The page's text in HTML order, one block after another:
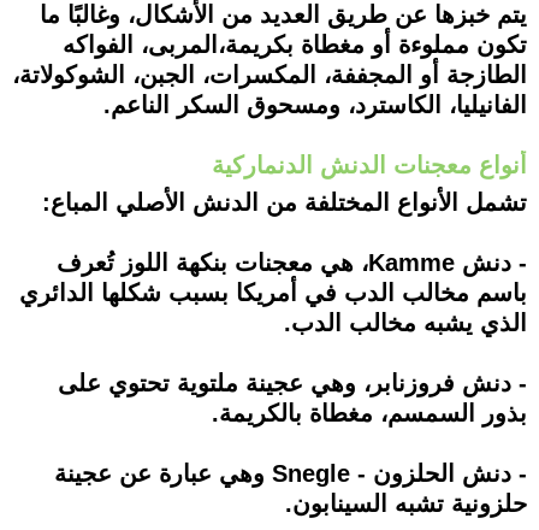
يتم خبزها عن طريق العديد من الأشكال، وغالبًا ما
تكون مملوءة أو مغطاة بكريمة،المربى، الفواكه
الطازجة أو المجففة، المكسرات، الجبن، الشوكولاتة،
الفانيليا، الكاسترد، ومسحوق السكر الناعم.
أنواع معجنات الدنش الدنماركية
تشمل الأنواع المختلفة من الدنش الأصلي المباع:
- دنش Kamme، هي معجنات بنكهة اللوز تُعرف
باسم مخالب الدب في أمريكا بسبب شكلها الدائري
الذي يشبه مخالب الدب.
- دنش فروزنابر، وهي عجينة ملتوية تحتوي على
بذور السمسم، مغطاة بالكريمة.
- دنش الحلزون - Snegle وهي عبارة عن عجينة
حلزونية تشبه السينابون.